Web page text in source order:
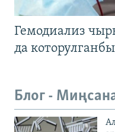
Гемодиализ
да
Блог -